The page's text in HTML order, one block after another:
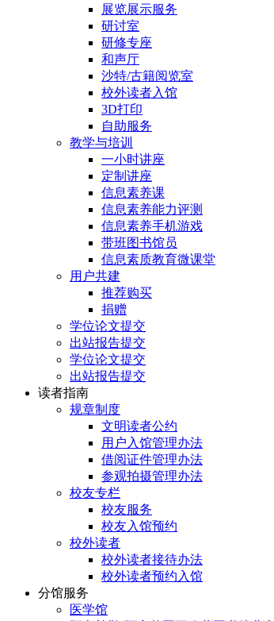
展览展示服务
研讨室
研修专座
和声厅
沙特/古籍阅览室
校外读者入馆
3D打印
自助服务
教学与培训
一小时讲座
定制讲座
信息素养课
信息素养能力评测
信息素养手机游戏
带班图书馆员
信息素质教育微课堂
用户共建
推荐购买
捐赠
学位论文提交
出站报告提交
学位论文提交
出站报告提交
读者指南
规章制度
文明读者公约
用户入馆管理办法
借阅证件管理办法
参观拍摄管理办法
校友专栏
校友服务
校友入馆预约
校外读者
校外读者接待办法
校外读者预约入馆
分馆服务
医学馆